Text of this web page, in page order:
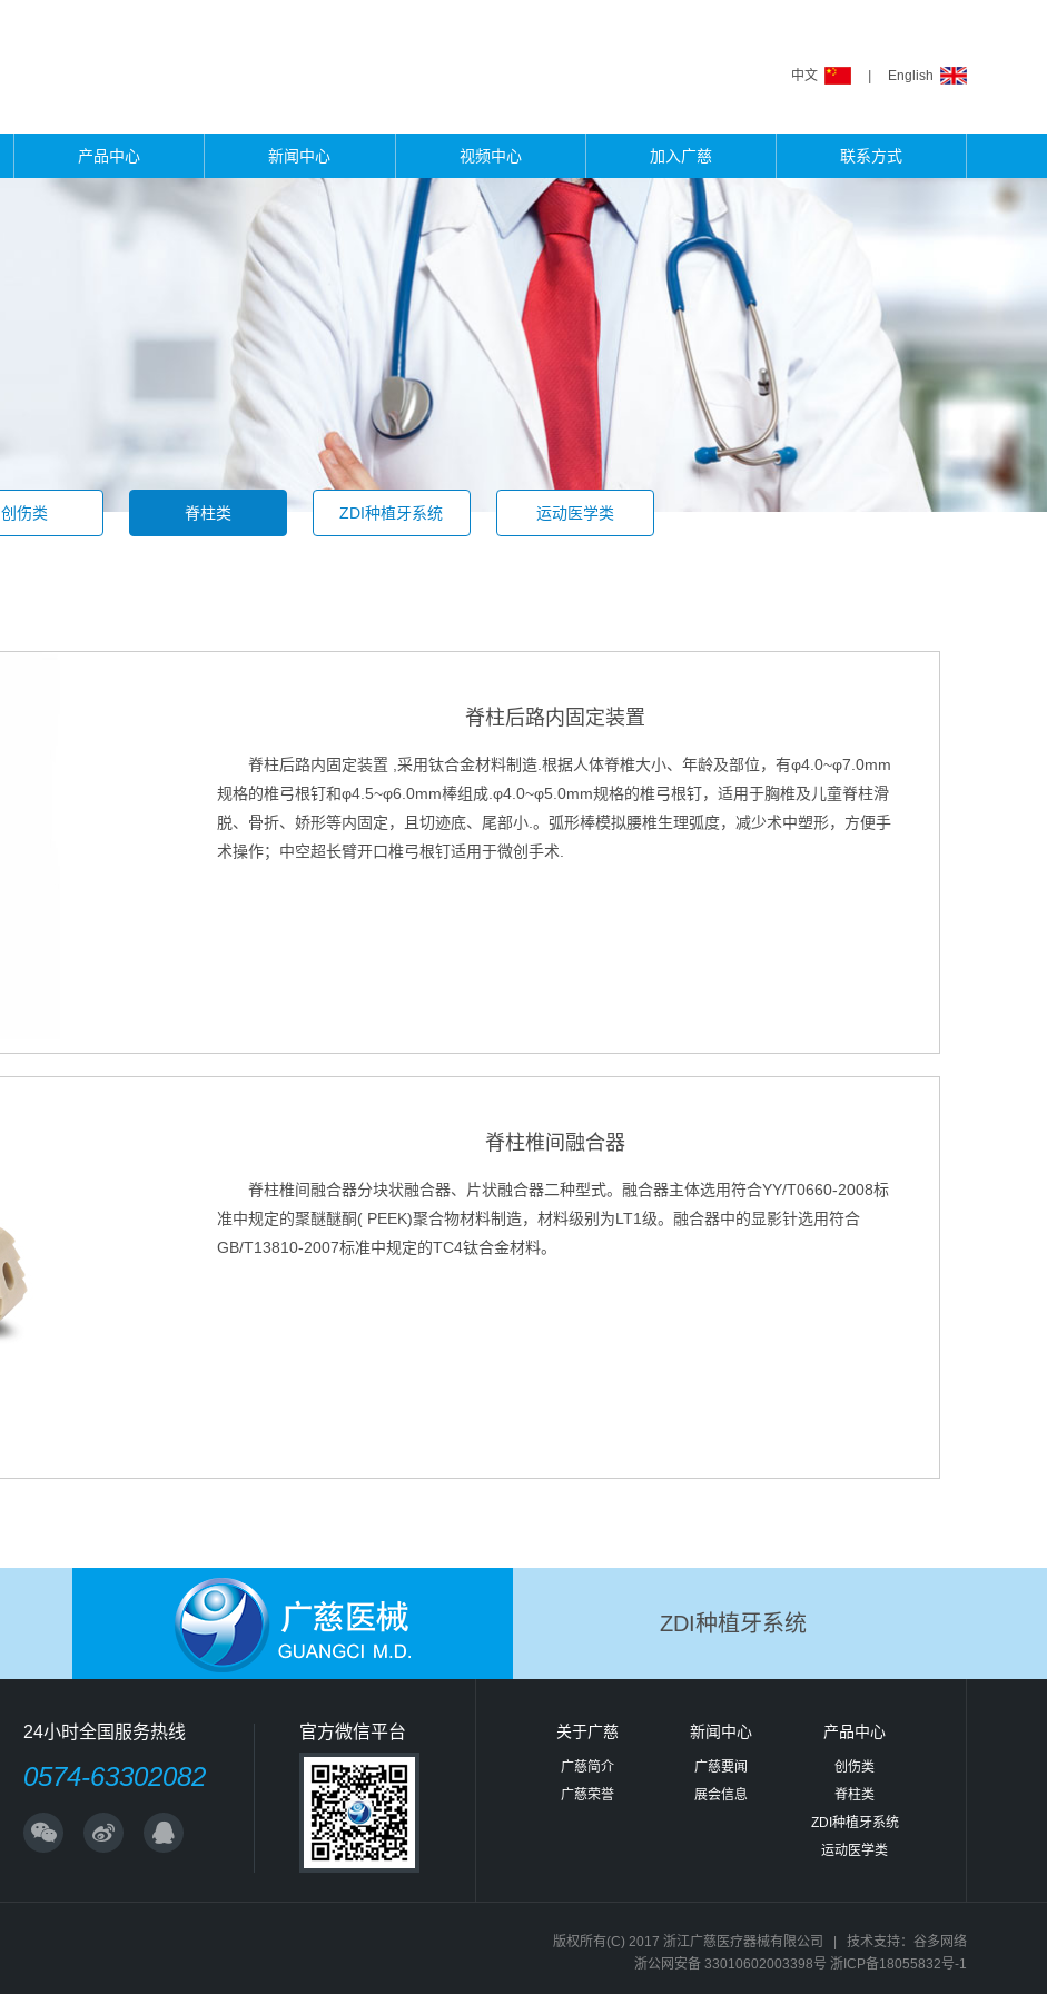
中文 English
产品中心 新闻中心 视频中心 加入广慈 联系方式
创伤类 脊柱类 ZDI种植牙系统 运动医学类
脊柱后路内固定装置
脊柱后路内固定装置 ,采用钛合金材料制造.根据人体脊椎大小、年龄及部位，有φ4.0~φ7.0mm
规格的椎弓根钉和φ4.5~φ6.0mm棒组成.φ4.0~φ5.0mm规格的椎弓根钉，适用于胸椎及儿童脊柱滑
脱、骨折、娇形等内固定，且切迹底、尾部小.。弧形棒模拟腰椎生理弧度，减少术中塑形，方便手
术操作；中空超长臂开口椎弓根钉适用于微创手术.
脊柱椎间融合器
脊柱椎间融合器分块状融合器、片状融合器二种型式。融合器主体选用符合YY/T0660-2008标
准中规定的聚醚醚酮( PEEK)聚合物材料制造，材料级别为LT1级。融合器中的显影针选用符合
GB/T13810-2007标准中规定的TC4钛合金材料。
ZDI种植牙系统
24小时全国服务热线
0574-63302082
官方微信平台 关于广慈
广慈简介
广慈荣誉
新闻中心
广慈要闻
展会信息
产品中心
创伤类
脊柱类
ZDI种植牙系统
运动医学类
版权所有(C) 2017 浙江广慈医疗器械有限公司 | 技术支持： 谷多网络
浙公网安备 33010602003398号 浙ICP备18055832号-1